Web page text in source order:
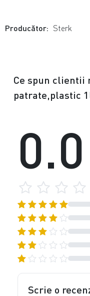
Producător: Sterk
Ce spun clientii
patrate,plastic
0.0
Scrie o